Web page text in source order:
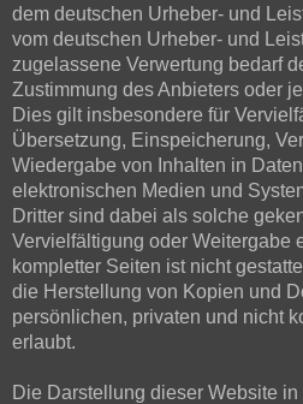
dem deutschen Urheber- und
vom deutschen Urheber- und
zugelassene Verwertung bedarf
Zustimmung des Anbieters oder
Dies gilt insbesondere für
Übersetzung, Einspeicherung,
Wiedergabe von Inhalten in
elektronischen Medien und
Dritter sind dabei als solche
Vervielfältigung oder Weitergabe
kompletter Seiten ist nicht
die Herstellung von Kopien und
persönlichen, privaten und nicht
erlaubt.
Die Darstellung dieser Website